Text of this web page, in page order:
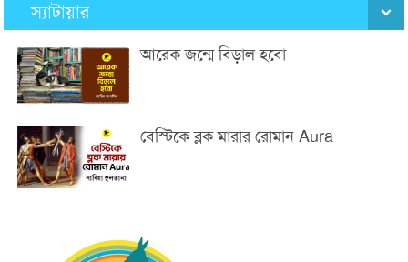
স্যাটায়ার
আরেক জন্মে বিড়াল হবো
বেস্টিকে ব্লক মারার রোমান Aura